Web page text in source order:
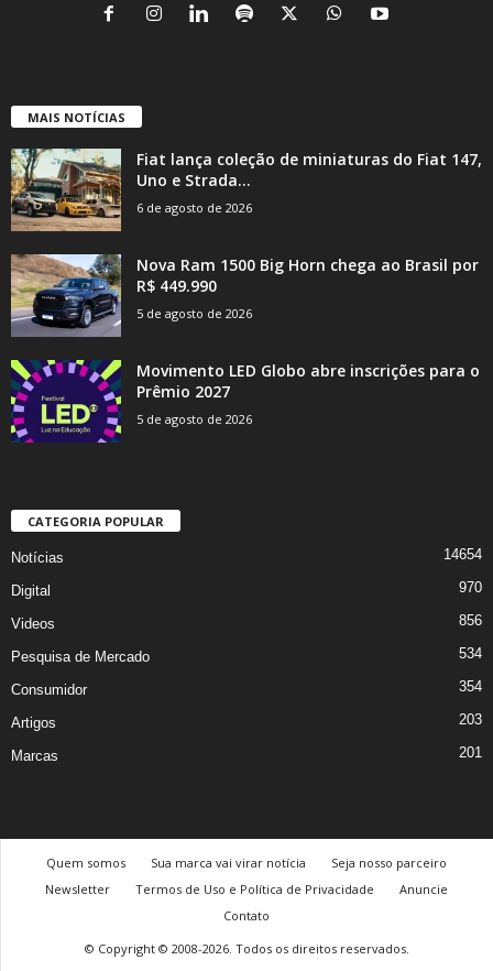
MAIS NOTÍCIAS
Fiat lança coleção de miniaturas do Fiat 147,
Uno e Strada...
6 de agosto de 2026
Nova Ram 1500 Big Horn chega ao Brasil por
R$ 449.990
5 de agosto de 2026
Movimento LED Globo abre inscrições para o
Prêmio 2027
5 de agosto de 2026
CATEGORIA POPULAR
Notícias 14654
Digital 970
Videos 856
Pesquisa de Mercado 534
Consumidor 354
Artigos 203
Marcas 201
Quem somos Sua marca vai virar notícia
Seja nosso parceiro
Newsletter
Termos de Uso e Política de Privacidade
Anuncie
Contato
© Copyright © 2008-2026. Todos os direitos reservados.